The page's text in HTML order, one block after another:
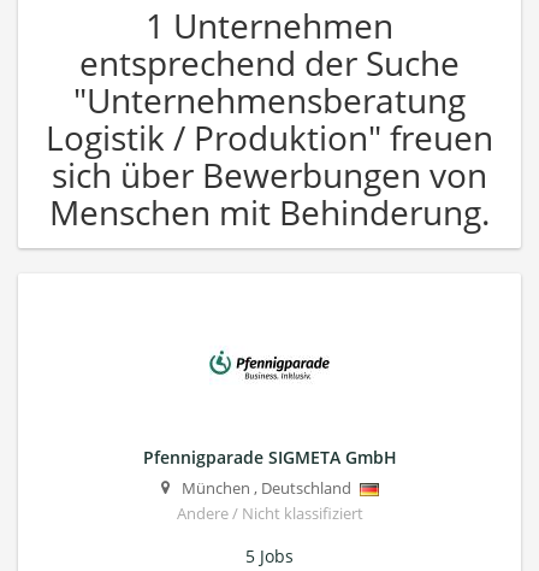
1 Unternehmen
entsprechend der Suche
"Unternehmensberatung
Logistik / Produktion" freuen
sich über Bewerbungen von
Menschen mit Behinderung.
Pfennigparade SIGMETA GmbH
München , Deutschland
Andere / Nicht klassifiziert
5 Jobs